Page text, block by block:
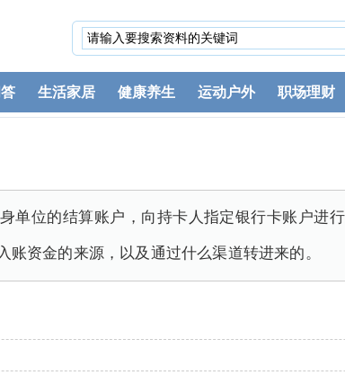
生活家居 健康养生 运动户外 职场理财
单位的结算账户，向持卡人指定银行卡账户进
资金的来源，以及通过什么渠道转进来的。